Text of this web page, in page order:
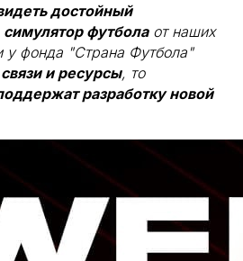
достойный
симулятор футболаот наших
у фонда "Страна Футбола"
и ресурсы, то
разработку новой